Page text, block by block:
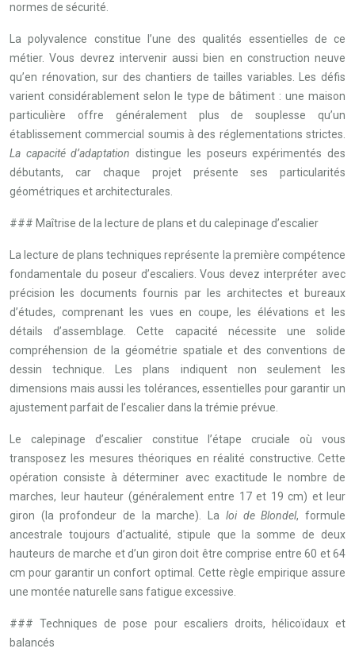
normes de sécurité.
La polyvalence constitue l’une des qualités essentielles de ce
métier. Vous devrez intervenir aussi bien en construction neuve
qu’en rénovation, sur des chantiers de tailles variables. Les défis
varient considérablement selon le type de bâtiment : une maison
particulière offre généralement plus de souplesse qu’un
établissement commercial soumis à des réglementations strictes.
La capacité d’adaptation distingue les poseurs expérimentés des
débutants, car chaque projet présente ses particularités
géométriques et architecturales.
### Maîtrise de la lecture de plans et du calepinage d’escalier
La lecture de plans techniques représente la première compétence
fondamentale du poseur d’escaliers. Vous devez interpréter avec
précision les documents fournis par les architectes et bureaux
d’études, comprenant les vues en coupe, les élévations et les
détails d’assemblage. Cette capacité nécessite une solide
compréhension de la géométrie spatiale et des conventions de
dessin technique. Les plans indiquent non seulement les
dimensions mais aussi les tolérances, essentielles pour garantir un
ajustement parfait de l’escalier dans la trémie prévue.
Le calepinage d’escalier constitue l’étape cruciale où vous
transposez les mesures théoriques en réalité constructive. Cette
opération consiste à déterminer avec exactitude le nombre de
marches, leur hauteur (généralement entre 17 et 19 cm) et leur
giron (la profondeur de la marche). La loi de Blondel, formule
ancestrale toujours d’actualité, stipule que la somme de deux
hauteurs de marche et d’un giron doit être comprise entre 60 et 64
cm pour garantir un confort optimal. Cette règle empirique assure
une montée naturelle sans fatigue excessive.
### Techniques de pose pour escaliers droits, hélicoïdaux et
balancés